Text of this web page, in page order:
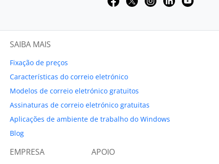
SAIBA MAIS
Fixação de preços
Características do correio eletrónico
Modelos de correio eletrónico gratuitos
Assinaturas de correio eletrónico gratuitas
Aplicações de ambiente de trabalho do Windows
Blog
EMPRESA APOIO